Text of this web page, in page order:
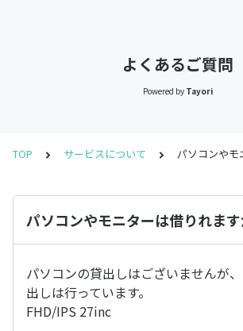
よくあるご質問
Powered by Tayori
TOP サービスについて パソコンやモ
パソコンやモニターは借りれます
パソコンの貸出しはございませんが
出しは行っています。
FHD/IPS 27inc